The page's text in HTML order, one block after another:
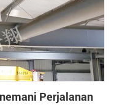
Perjalanan